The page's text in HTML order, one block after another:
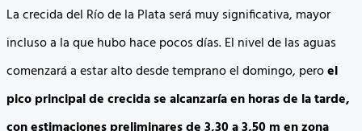
La crecida del Río de la Plata será muy significativa, mayor
incluso a la que hubo hace pocos días. El nivel de las aguas
comenzará a estar alto desde temprano el domingo, peroel
pico principal de crecida se alcanzaría en horas de la tarde,